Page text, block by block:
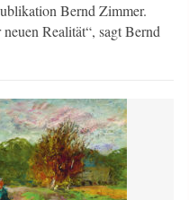
Bernd Zimmer.
Realität“, sagt Bernd